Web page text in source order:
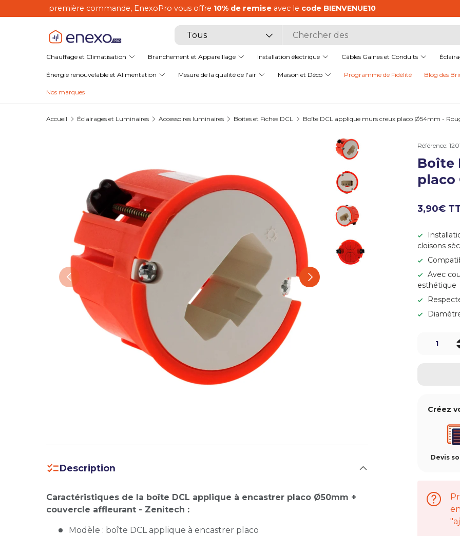
Aller au contenu
EnexoPro, le spécialiste en matériel électrique,pour les professionnels
Recherche
Type de produit
Tous
Chauffage et Climatisation Branchement et Appareillage Installation électrique Câbles Gaines et Conduits
Énergie renouvelable et Alimentation Mesure de la qualité de l'air Maison et Déco Programme de Fidélité Blog des
Nos marques
Accueil Éclairages et Luminaires Accessoires luminaires Boites et Fiches DCL Boîte DCL applique murs creux placo Ø54mm -
Précédent Suivant
Charger l’image 1 dans la
Charger l’image 3 dans la
Charger l’image 4 dans la
Référence:
Boîte
placo
3,90€
cloisons
Avec
esthétique
-
Créez
Devis
Description
Caractéristiques de la boîte DCL applique à encastrer placo Ø50mm +
couvercle affleurant - Zenitech :
Modèle : boîte DCL applique à encastrer placo